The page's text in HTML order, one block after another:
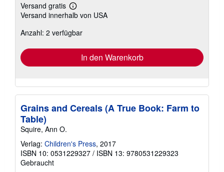
Versand gratis
Weitere
Informationen
Versandkosten
Versand innerhalb von USA
Anzahl: 2 verfügbar
In den Warenkorb
Grains and Cereals (A True Book: Farm to
Table)
Squire, Ann O.
Verlag: Children's Press, 2017
ISBN 10: 0531229327 / ISBN 13: 9780531229323
Gebraucht